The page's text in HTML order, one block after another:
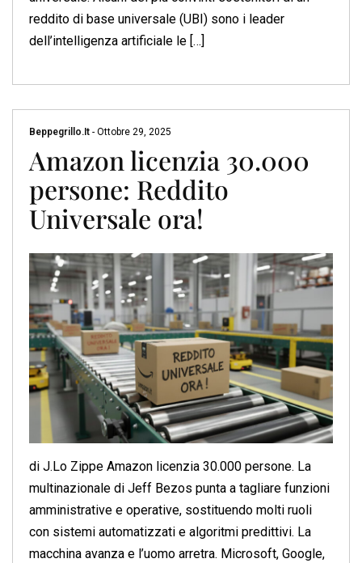
reddito di base universale (UBI) sono i leader
dell’intelligenza artificiale le […]
Beppegrillo.it - Ottobre 29, 2025
Amazon licenzia 30.000
persone: Reddito
Universale ora!
di J.Lo Zippe Amazon licenzia 30.000 persone. La
multinazionale di Jeff Bezos punta a tagliare funzioni
amministrative e operative, sostituendo molti ruoli
con sistemi automatizzati e algoritmi predittivi. La
macchina avanza e l’uomo arretra. Microsoft, Google,